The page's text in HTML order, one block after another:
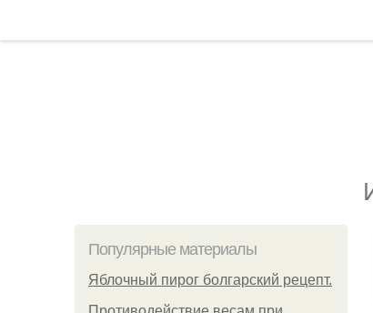
Популярные материалы
Яблочный пирог болгарский рецепт.